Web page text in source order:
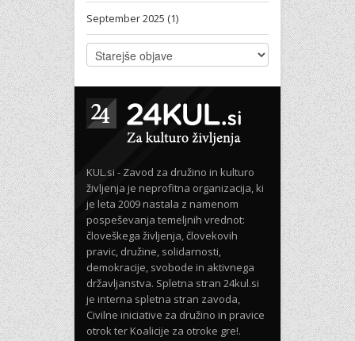
September 2025 (1)
KUL.si - Zavod za družino in kulturo
življenja je neprofitna organizacija, ki
je leta 2009 nastala z namenom
pospeševanja temeljnih vrednot:
človeškega življenja, človekovih
pravic, družine, solidarnosti,
demokracije, svobode in aktivnega
državljanstva. Spletna stran 24kul.si
je interna spletna stran zavoda,
Civilne iniciative za družino in pravice
otrok ter Koalicije za otroke gre!.